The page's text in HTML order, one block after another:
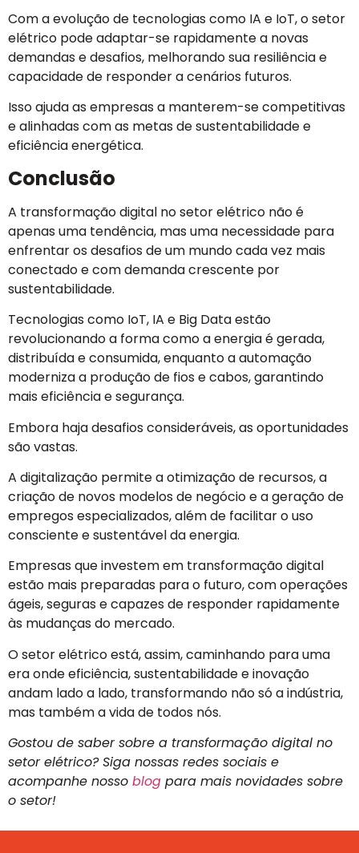
Com a evolução de tecnologias como IA e IoT, o setor
elétrico pode adaptar-se rapidamente a novas
demandas e desafios, melhorando sua resiliência e
capacidade de responder a cenários futuros.
Isso ajuda as empresas a manterem-se competitivas
e alinhadas com as metas de sustentabilidade e
eficiência energética.
Conclusão
A transformação digital no setor elétrico não é
apenas uma tendência, mas uma necessidade para
enfrentar os desafios de um mundo cada vez mais
conectado e com demanda crescente por
sustentabilidade.
Tecnologias como IoT, IA e Big Data estão
revolucionando a forma como a energia é gerada,
distribuída e consumida, enquanto a automação
moderniza a produção de fios e cabos, garantindo
mais eficiência e segurança.
Embora haja desafios consideráveis, as oportunidades
são vastas.
A digitalização permite a otimização de recursos, a
criação de novos modelos de negócio e a geração de
empregos especializados, além de facilitar o uso
consciente e sustentável da energia.
Empresas que investem em transformação digital
estão mais preparadas para o futuro, com operações
ágeis, seguras e capazes de responder rapidamente
às mudanças do mercado.
O setor elétrico está, assim, caminhando para uma
era onde eficiência, sustentabilidade e inovação
andam lado a lado, transformando não só a indústria,
mas também a vida de todos nós.
Gostou de saber sobre a transformação digital no
setor elétrico? Siga nossas redes sociais e
acompanhe nosso blog para mais novidades sobre
o setor!